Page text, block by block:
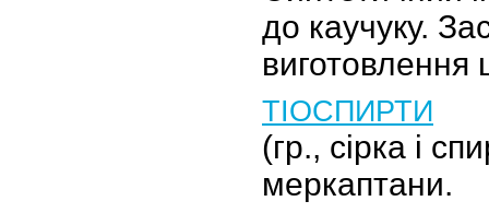
до каучуку.
виготовлення
ТІОСПИРТИ
(гр., сірка і
меркаптани.